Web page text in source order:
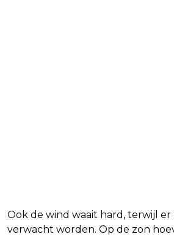
Ook de wind waait hard, terwijl
verwacht worden. Op de zon